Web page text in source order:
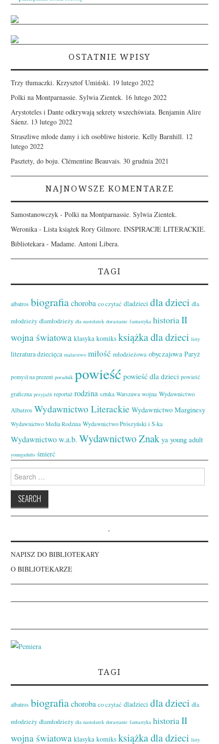
OSTATNIE WPISY
Trzy tłumaczki. Krzysztof Umiński. 19 lutego 2022
Polki na Montparnassie. Sylwia Zientek. 16 lutego 2022
Arystoteles i Dante odkrywają sekrety wszechświata. Benjamin Alire
Sáenz. 13 lutego 2022
Straszliwe młode damy i ich osobliwe historie. Kelly Barnhill. 12
lutego 2022
Pasztety, do boju. Clémentine Beauvais. 30 grudnia 2021
NAJNOWSZE KOMENTARZE
Samostanowczyk -Polki na Montparnassie. Sylwia Zientek.
Weronika -Lista książek Rory Gilmore. INSPIRACJE LITERACKIE.
Bibliotekara -Madame. Antoni Libera.
TAGI
albatros biografia choroba co czytać dladzieci dla dzieci dla
młodzieży dlamłodzieży dla nastolatek dorastanie fantastyka historiaII
wojna światowa klasyka komiks książka dla dzieci listy
literatura dziecięca malarstwo miłość młodzieżowa obyczajowa Paryż
pomysł na prezent poradnik powieść powieść dla dzieci powieść
graficzna przyjaźń reportaż rodzina sztuka Warszawa wojna Wydawnictwo
Albatros Wydawnictwo Literackie Wydawnictwo Marginesy
Wydawnictwo Media Rodzina Wydawnictwo Prószyński i S-ka
Wydawnictwo w.a.b. Wydawnictwo Znak ya young adult
youngadults śmierć
for:
.
NAPISZ DO BIBLIOTEKARY
O BIBLIOTEKARZE
TAGI
albatros biografia choroba co czytać dladzieci dla dzieci dla
młodzieży dlamłodzieży dla nastolatek dorastanie fantastyka historiaII
wojna światowa klasyka komiks książka dla dzieci listy